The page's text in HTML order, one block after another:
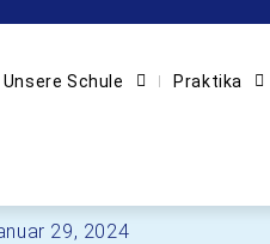
Unsere Schule Praktika
29, 2024